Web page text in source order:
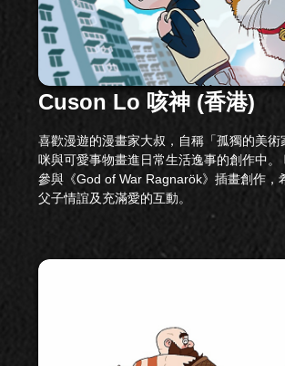
Cuson Lo 咳神 (香港)
喜歡漫遊的漫畫家大叔，自稱「孤獨的美術
咪與可愛事物畫進日常生活逸事的創作中。
參與《God of War Ragnarök》插畫創作，
父子情誼及充滿愛的互動。